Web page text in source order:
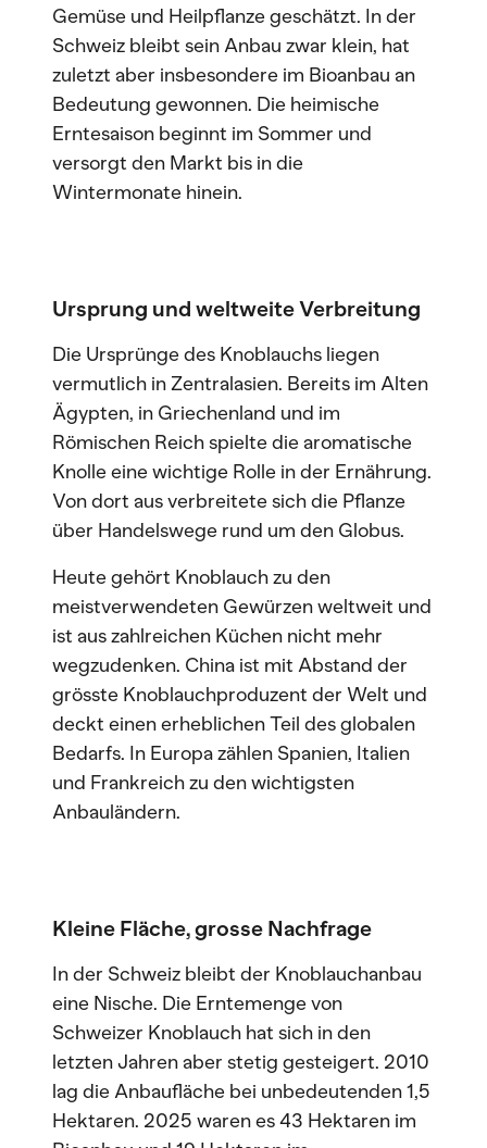
Gemüse und Heilpflanze geschätzt. In der
Schweiz bleibt sein Anbau zwar klein, hat
zuletzt aber insbesondere im Bioanbau an
Bedeutung gewonnen. Die heimische
Erntesaison beginnt im Sommer und
versorgt den Markt bis in die
Wintermonate hinein.
Ursprung und weltweite Verbreitung
Die Ursprünge des Knoblauchs liegen
vermutlich in Zentralasien. Bereits im Alten
Ägypten, in Griechenland und im
Römischen Reich spielte die aromatische
Knolle eine wichtige Rolle in der Ernährung.
Von dort aus verbreitete sich die Pflanze
über Handelswege rund um den Globus.
Heute gehört Knoblauch zu den
meistverwendeten Gewürzen weltweit und
ist aus zahlreichen Küchen nicht mehr
wegzudenken. China ist mit Abstand der
grösste Knoblauchproduzent der Welt und
deckt einen erheblichen Teil des globalen
Bedarfs. In Europa zählen Spanien, Italien
und Frankreich zu den wichtigsten
Anbauländern.
Kleine Fläche, grosse Nachfrage
In der Schweiz bleibt der Knoblauchanbau
eine Nische. Die Erntemenge von
Schweizer Knoblauch hat sich in den
letzten Jahren aber stetig gesteigert. 2010
lag die Anbaufläche bei unbedeutenden 1,5
Hektaren. 2025 waren es 43 Hektaren im